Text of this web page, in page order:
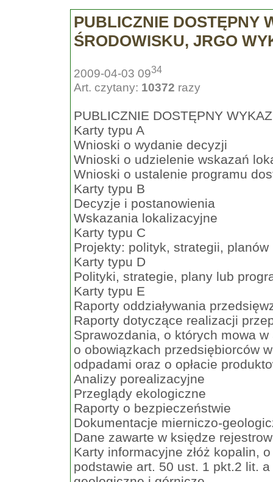
PUBLICZNIE DOSTĘPNY
ŚRODOWISKU, JRGO
2009-04-03 0934
Art. czytany: 10372 razy
PUBLICZNIE DOSTĘPNY
Karty typu A
Wnioski o wydanie decyzji
Wnioski o udzielenie wskazań
Wnioski o ustalenie programu
Karty typu B
Decyzje i postanowienia
Wskazania lokalizacyjne
Karty typu C
Projekty: polityk, strategii, planów
Karty typu D
Polityki, strategie, plany lub
Karty typu E
Raporty oddziaływania
Raporty dotyczące realizacji
Sprawozdania, o których mowa
o obowiązkach przedsiębiorców
odpadami oraz o opłacie
Analizy porealizacyjne
Przeglądy ekologiczne
Raporty o bezpieczeństwie
Dokumentacje mierniczo-
Dane zawarte w księdze
Karty informacyjne złóż kopalin,
podstawie art. 50 ust. 1 pkt.2 lit.